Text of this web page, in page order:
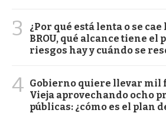
3
¿Por qué está lenta o se
BROU, qué alcance tiene el
riesgos hay y cuándo se
4 Gobierno quiere llevar mil
Vieja aprovechando ocho
públicas: ¿cómo es el plan